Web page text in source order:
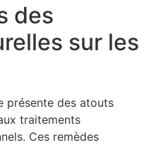
des
sur les
présente des atouts
traitements
Ces remèdes